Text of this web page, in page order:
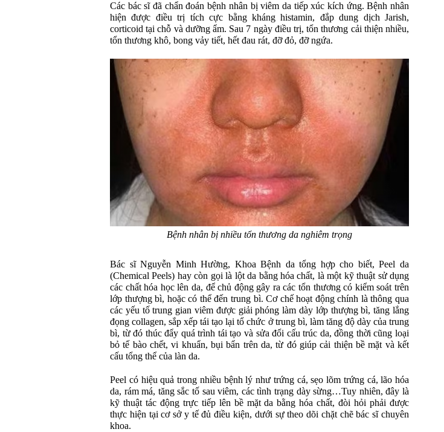
Các bác sĩ đã chẩn đoán bệnh nhân bị viêm da tiếp xúc kích ứng. Bệnh nhân
hiện được điều trị tích cực bằng kháng histamin, đắp dung dịch Jarish,
corticoid tại chỗ và dưỡng ẩm. Sau 7 ngày điều trị, tổn thương cải thiện nhiều,
tổn thương khô, bong vảy tiết, hết đau rát, đỡ đỏ, đỡ ngứa.
Bệnh nhân bị nhiều tổn thương da nghiêm trọng
Bác sĩ Nguyễn Minh Hường, Khoa Bệnh da tổng hợp cho biết, Peel da
(Chemical Peels) hay còn gọi là lột da bằng hóa chất, là một kỹ thuật sử dụng
các chất hóa học lên da, để chủ động gây ra các tổn thương có kiểm soát trên
lớp thượng bì, hoặc có thể đến trung bì. Cơ chế hoạt động chính là thông qua
các yếu tố trung gian viêm được giải phóng làm dày lớp thượng bì, tăng lắng
đọng collagen, sắp xếp tái tạo lại tổ chức ở trung bì, làm tăng độ dày của trung
bì, từ đó thúc đẩy quá trình tái tạo và sửa đổi cấu trúc da, đồng thời cũng loại
bỏ tế bào chết, vi khuẩn, bụi bẩn trên da, từ đó giúp cải thiện bề mặt và kết
cấu tổng thể của làn da.
Peel có hiệu quả trong nhiều bệnh lý như trứng cá, sẹo lõm trứng cá, lão hóa
da, rám má, tăng sắc tố sau viêm, các tình trạng dày sừng…Tuy nhiên, đây là
kỹ thuật tác động trực tiếp lên bề mặt da bằng hóa chất, đòi hỏi phải được
thực hiện tại cơ sở y tế đủ điều kiện, dưới sự theo dõi chặt chẽ bác sĩ chuyên
khoa.